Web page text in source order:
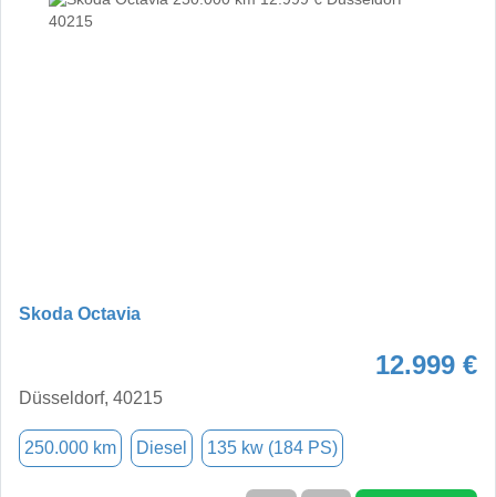
Skoda Octavia
12.999 €
Düsseldorf, 40215
250.000 km Diesel 135 kw (184 PS)